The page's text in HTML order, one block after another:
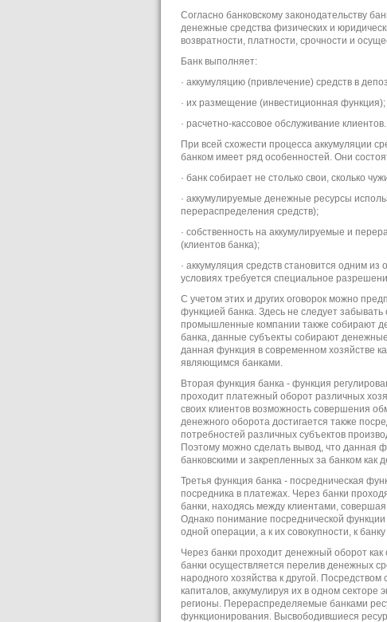
Согласно банковскому законодательству
денежные средства физических и
возвратности, платности, срочности и
Банк выполняет:
· аккумуляцию (привлечение) средств в
· их размещение (инвестиционная функция);
· расчетно-кассовое обслуживание клиентов.
При всей схожести процесса аккумуляции
банком имеет ряд особенностей. Они
· банк собирает не столько свои, сколько
· аккумулируемые денежные ресурсы
перераспределения средств);
· собственность на аккумулируемые и
(клиентов банка);
· аккумуляция средств становится одним
условиях требуется специальное
С учетом этих и других оговорок можно
функцией банка. Здесь не следует
промышленные компании также собирают
банка, данные субъекты собирают
данная функция в современном хозяйстве
являющимся банками.
Вторая функция банка - функция
проходит платежный оборот различных
своих клиентов возможность совершения
денежного оборота достигается также
потребностей различных субъектов
Поэтому можно сделать вывод, что данная
банковскими и закрепленных за банком как
Третья функция банка - посредническая
посредника в платежах. Через банки
банки, находясь между клиентами,
Однако понимание посреднической
одной операции, а к их совокупности, к
Через банки проходит денежный оборот как
банки осуществляется перелив денежных
народного хозяйства к другой.
капиталов, аккумулируя их в одном
регионы. Перераспределяемые банками
функционирования. Высвободившиеся